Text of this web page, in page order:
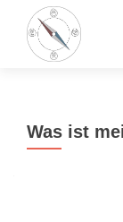
Was ist